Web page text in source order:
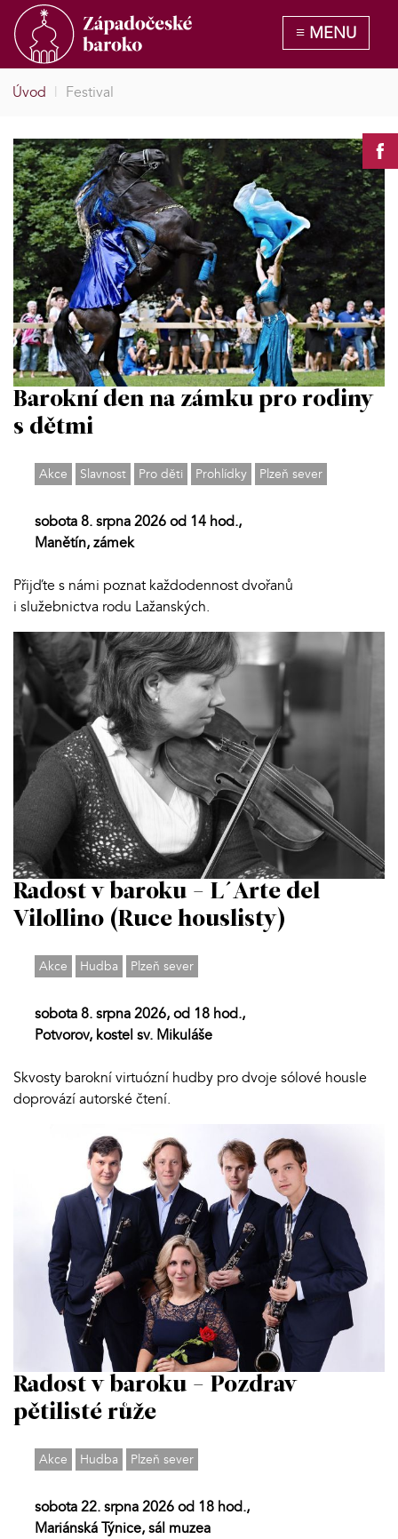
Úvod | Festival
Barokní den na zámku pro rodiny
s dětmi
Akce Slavnost Pro děti Prohlídky Plzeň sever
sobota 8. srpna 2026 od 14 hod.,
Manětín, zámek
Přijďte s námi poznat každodennost dvořanů
i služebnictva rodu Lažanských.
Radost v baroku - L´Arte del
Vilollino (Ruce houslisty)
Akce Hudba Plzeň sever
sobota 8. srpna 2026, od 18 hod.,
Potvorov, kostel sv. Mikuláše
Skvosty barokní virtuózní hudby pro dvoje sólové housle
doprovází autorské čtení.
Radost v baroku - Pozdrav
pětilisté růže
Akce Hudba Plzeň sever
sobota 22. srpna 2026 od 18 hod.,
Mariánská Týnice, sál muzea